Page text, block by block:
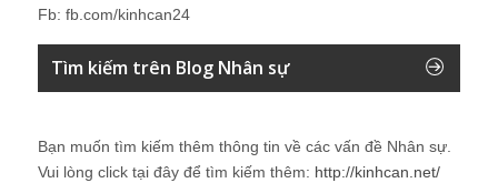
Fb: fb.com/kinhcan24
Tìm kiếm trên Blog Nhân sự
Bạn muốn tìm kiếm thêm thông tin về các vấn đề Nhân sự
Vui lòng click tại đây để tìm kiếm thêm: http://kinhcan.net/